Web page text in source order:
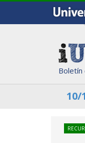
Boletín
10/